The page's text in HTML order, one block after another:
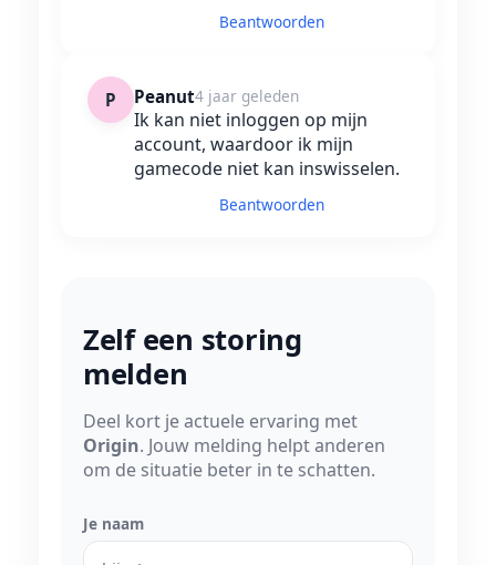
Beantwoorden
P Peanut4 jaar geleden
Ik kan niet inloggen op mijn
account, waardoor ik mijn
gamecode niet kan inswisselen.
Beantwoorden
Zelf een storing
melden
Deel kort je actuele ervaring met
Origin. Jouw melding helpt anderen
om de situatie beter in te schatten.
Je naam